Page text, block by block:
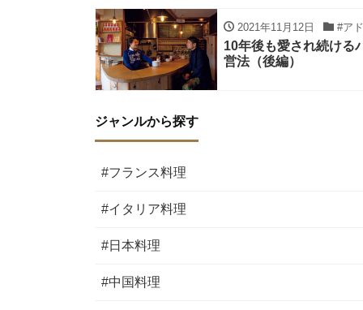
2021年11月12日 #ア
10年後も愛され続ける
営法（後編）
ジャンルから探す
#フランス料理
#イタリア料理
#日本料理
#中国料理